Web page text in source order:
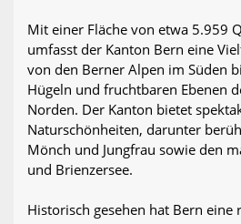
Mit einer Fläche von etwa 5.959
umfasst der Kanton Bern eine
von den Berner Alpen im Süden
Hügeln und fruchtbaren Ebenen
Norden. Der Kanton bietet
Naturschönheiten, darunter
Mönch und Jungfrau sowie den
und Brienzersee.
Historisch gesehen hat Bern eine